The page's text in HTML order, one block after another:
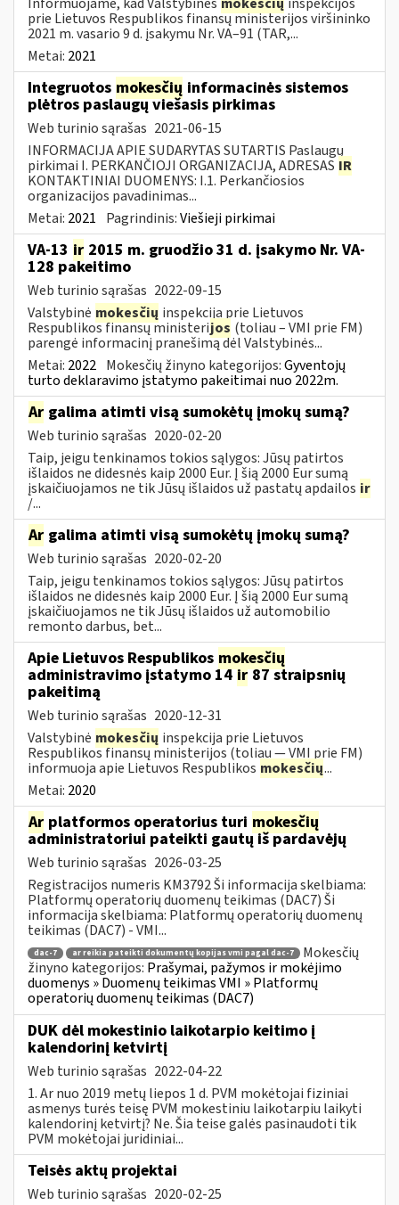
prie Lietuvos Respublikos finansų ministerijos viršininko
2021 m. vasario 9 d. įsakymu Nr. VA–91 (TAR,...
Metai: 2021
Integruotos mokesčių informacinės sistemos
plėtros paslaugų viešasis pirkimas
Web turinio sąrašas 2021-06-15
INFORMACIJA APIE SUDARYTAS SUTARTIS Paslaugų
pirkimai I. PERKANČIOJI ORGANIZACIJA, ADRESAS IR
KONTAKTINIAI DUOMENYS: I.1. Perkančiosios
organizacijos pavadinimas...
Metai: 2021 Pagrindinis:Viešieji pirkimai
VA-13 ir 2015 m. gruodžio 31 d. įsakymo Nr. VA-
128 pakeitimo
Web turinio sąrašas 2022-09-15
Valstybinė mokesčių inspekcija prie Lietuvos
Respublikos finansų ministerijos (toliau – VMI prie FM)
parengė informacinį pranešimą dėl Valstybinės...
Metai: 2022 Mokesčių žinyno kategorijos:Gyventojų
turto deklaravimo įstatymo pakeitimai nuo 2022m.
Ar galima atimti visą sumokėtų įmokų sumą?
Web turinio sąrašas 2020-02-20
Taip, jeigu tenkinamos tokios sąlygos: Jūsų patirtos
išlaidos ne didesnės kaip 2000 Eur. Į šią 2000 Eur sumą
įskaičiuojamos ne tik Jūsų išlaidos už pastatų apdailos ir
/...
Ar galima atimti visą sumokėtų įmokų sumą?
Web turinio sąrašas 2020-02-20
Taip, jeigu tenkinamos tokios sąlygos: Jūsų patirtos
išlaidos ne didesnės kaip 2000 Eur. Į šią 2000 Eur sumą
įskaičiuojamos ne tik Jūsų išlaidos už automobilio
remonto darbus, bet...
Apie Lietuvos Respublikos mokesčių
administravimo įstatymo 14ir87 straipsnių
pakeitimą
Web turinio sąrašas 2020-12-31
Valstybinė mokesčių inspekcija prie Lietuvos
Respublikos finansų ministerijos (toliau — VMI prie FM)
informuoja apie Lietuvos Respublikos mokesčių...
Metai: 2020
Ar platformos operatorius turi mokesčių
administratoriui pateikti gautų iš pardavėjų
Web turinio sąrašas 2026-03-25
Registracijos numeris KM3792 Ši informacija skelbiama:
Platformų operatorių duomenų teikimas (DAC7) Ši
informacija skelbiama: Platformų operatorių duomenų
teikimas (DAC7) - VMI...
dac-7 ar reikia pateikti dokumentų kopijas vmi pagal dac-7
Mokesčių
žinyno kategorijos: Prašymai, pažymos ir mokėjimo
duomenys » Duomenų teikimas VMI » Platformų
operatorių duomenų teikimas (DAC7)
DUK dėl mokestinio laikotarpio keitimo į
kalendorinį ketvirtį
Web turinio sąrašas 2022-04-22
1. Ar nuo 2019 metų liepos 1 d. PVM mokėtojai fiziniai
asmenys turės teisę PVM mokestiniu laikotarpiu laikyti
kalendorinį ketvirtį? Ne. Šia teise galės pasinaudoti tik
PVM mokėtojai juridiniai...
Teisės aktų projektai
Web turinio sąrašas 2020-02-25